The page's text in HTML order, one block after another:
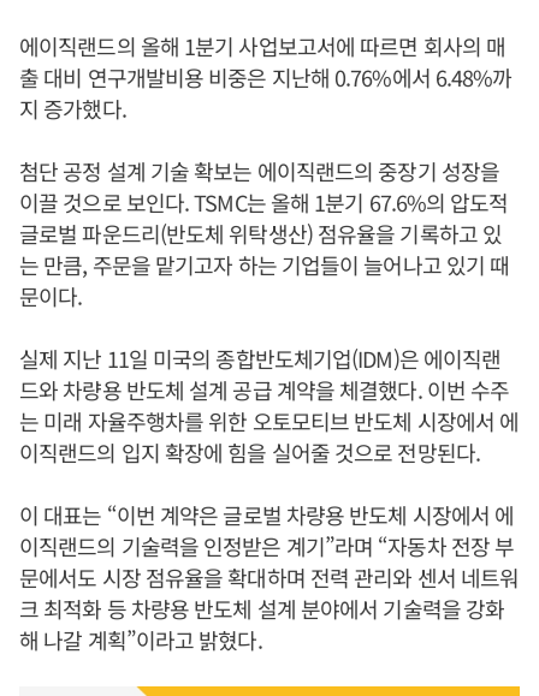
에이직랜드의 올해 1분기 사업보고서에 따르면 회사의 매
출 대비 연구개발비용 비중은 지난해 0.76%에서 6.48%까
지 증가했다.
첨단 공정 설계 기술 확보는 에이직랜드의 중장기 성장을
이끌 것으로 보인다. TSMC는 올해 1분기 67.6%의 압도적
글로벌 파운드리(반도체 위탁생산) 점유율을 기록하고 있
는 만큼, 주문을 맡기고자 하는 기업들이 늘어나고 있기 때
문이다.
실제 지난 11일 미국의 종합반도체기업(IDM)은 에이직랜
드와 차량용 반도체 설계 공급 계약을 체결했다. 이번 수주
는 미래 자율주행차를 위한 오토모티브 반도체 시장에서 에
이직랜드의 입지 확장에 힘을 실어줄 것으로 전망된다.
이 대표는 “이번 계약은 글로벌 차량용 반도체 시장에서 에
이직랜드의 기술력을 인정받은 계기”라며 “자동차 전장 부
문에서도 시장 점유율을 확대하며 전력 관리와 센서 네트워
크 최적화 등 차량용 반도체 설계 분야에서 기술력을 강화
해 나갈 계획”이라고 밝혔다.